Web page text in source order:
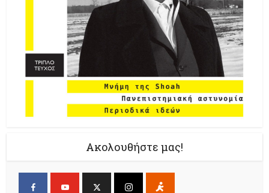
Ακολουθήστε μας!